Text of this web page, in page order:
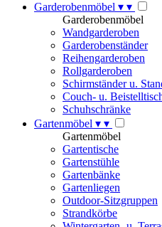
Garderobenmöbel ▾ ▾
Garderobenmöbel
Wandgarderoben
Garderobenständer
Reihengarderoben
Rollgarderoben
Schirmständer u.
Couch- u.
Schuhschränke
Gartenmöbel ▾ ▾
Gartenmöbel
Gartentische
Gartenstühle
Gartenbänke
Gartenliegen
Outdoor-Sitzgruppen
Strandkörbe